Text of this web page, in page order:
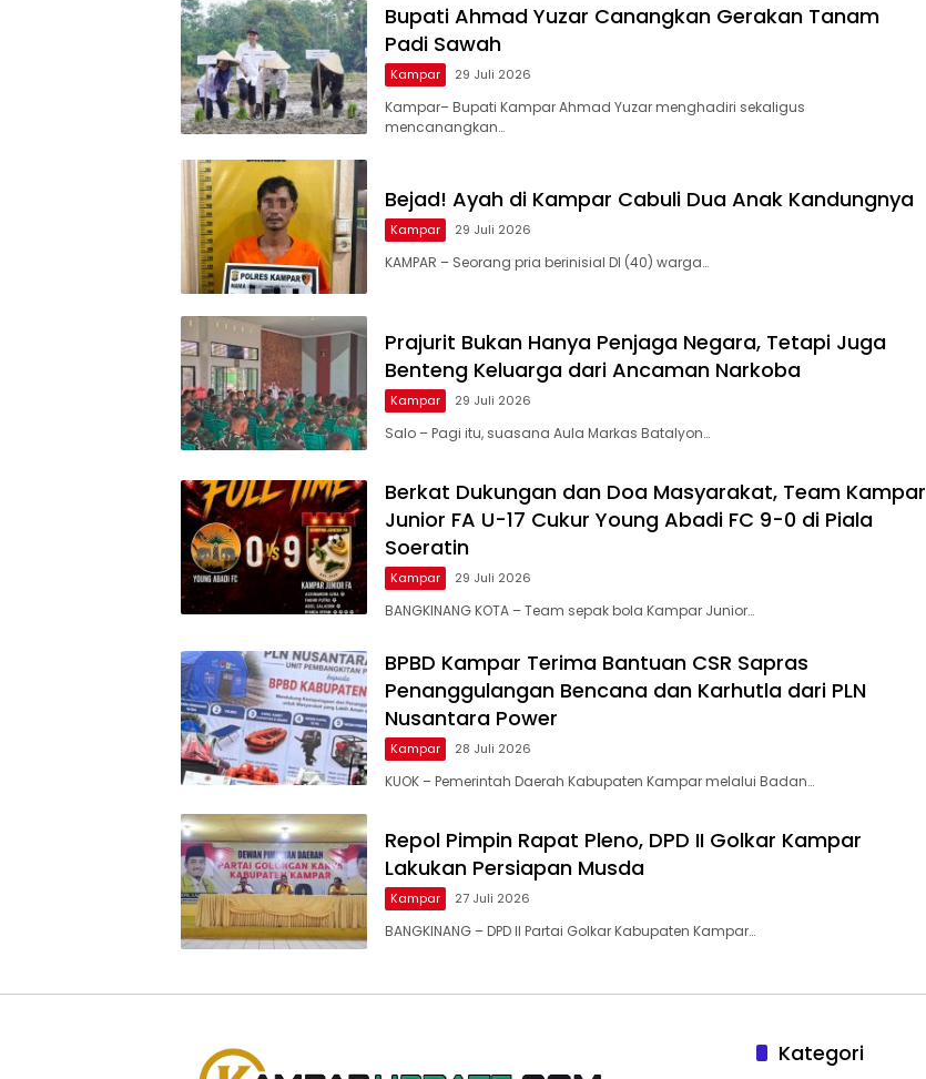
Bupati Ahmad Yuzar Canangkan Gerakan Tanam
Padi Sawah
Kampar 29 Juli 2026
Kampar– Bupati Kampar Ahmad Yuzar menghadiri sekaligus
mencanangkan…
Bejad! Ayah di Kampar Cabuli Dua Anak Kandungnya
Kampar 29 Juli 2026
KAMPAR – Seorang pria berinisial DI (40) warga…
Prajurit Bukan Hanya Penjaga Negara, Tetapi Juga
Benteng Keluarga dari Ancaman Narkoba
Kampar 29 Juli 2026
Salo – Pagi itu, suasana Aula Markas Batalyon…
Berkat Dukungan dan Doa Masyarakat, Team Kampar
Junior FA U-17 Cukur Young Abadi FC 9-0 di Piala
Soeratin
Kampar 29 Juli 2026
BANGKINANG KOTA – Team sepak bola Kampar Junior…
BPBD Kampar Terima Bantuan CSR Sapras
Penanggulangan Bencana dan Karhutla dari PLN
Nusantara Power
Kampar 28 Juli 2026
KUOK – Pemerintah Daerah Kabupaten Kampar melalui Badan…
Repol Pimpin Rapat Pleno, DPD II Golkar Kampar
Lakukan Persiapan Musda
Kampar 27 Juli 2026
BANGKINANG – DPD II Partai Golkar Kabupaten Kampar…
Kategori